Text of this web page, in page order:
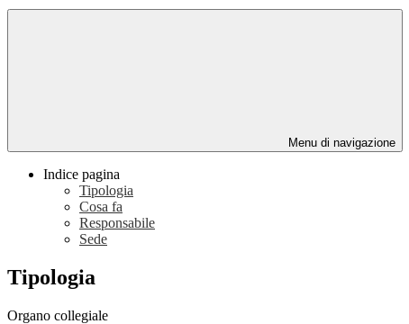
Menu di navigazione
Indice pagina
Tipologia
Cosa fa
Responsabile
Sede
Tipologia
Organo collegiale